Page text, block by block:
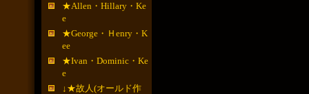
★Allen・Hillary・Ke
e
★George・Ｈenry・K
ee
★Ivan・Dominic・Ke
e
↓★故人(オールド作